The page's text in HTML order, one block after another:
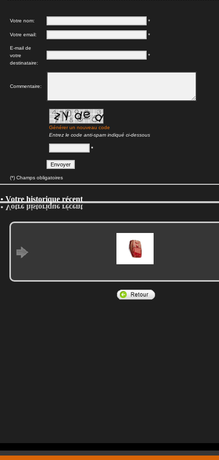
Votre nom: *
Votre email: *
E-mail de
votre
destinataire:
*
Commentaire:
Générer un nouveau code
Entrez le code anti-spam indiqué ci-dessous
*
(*) Champs obligatoires
• Votre historique récent
• Votre historique récent